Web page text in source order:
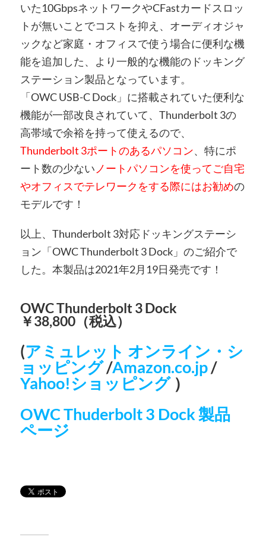
いた10GbpsネットワークやCFastカードスロッ
トが無いことでコストを抑え、オーディオジャ
ックなど家庭・オフィスで使う場合に便利な機
能を追加した、より一般的な機能のドッキング
ステーション製品となっています。
「OWC USB-C Dock」に搭載されていた便利な
機能が一部改良されていて、Thunderbolt 3の
高帯域で余裕を持って使えるので、
Thunderbolt 3ポートのあるパソコン、特にポ
ート数の少ない ノートパソコンを使ってご自宅
やオフィスでテレワークをする際にはお勧めの
モデルです！
以上、Thunderbolt 3対応ドッキングステーシ
ョン「OWC Thunderbolt 3 Dock」のご紹介で
した。本製品は2021年2月19日発売です！
OWC Thunderbolt 3 Dock
￥38,800（税込）
(アミュレット オンライン・シ
ョッピング/Amazon.co.jp/
Yahoo!ショッピング）
OWC Thuderbolt 3 Dock 製品
ページ